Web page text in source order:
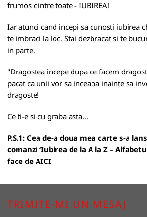
frumos dintre toate - IUBIREA!
Iar atunci cand incepi sa cunosti iubirea
te imbraci la loc. Stai dezbracat si te
in parte.
"Dragostea incepe dupa ce facem
pacat ca unii vor sa inceapa inainte sa
dragoste!
Ce ti-e si cu graba asta...
P.S.1: Cea de-a doua mea carte s-a
comanzi ‘Iubirea de la A la Z –
face de AICI
TRIMITE-MI UN MESAJ